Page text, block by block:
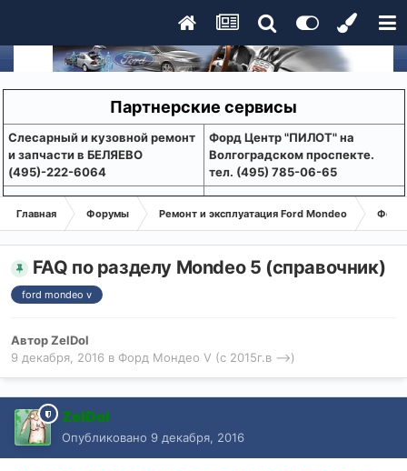
Партнерские сервисы
Слесарный и кузовной ремонт
и запчасти в БЕЛЯЕВО
(495)-222-6064
Форд Центр "ПИЛОТ" на
Волгоградском проспекте.
тел. (495) 785-06-65
Главная Форумы Ремонт и эксплуатация Ford Mondeo Форд
FAQ по разделу Mondeo 5 (справочник)
ford mondeo v
АвторZelDol
9 декабря, 2016 в Форд Мондео V (с 2015г.в -->)
ZelDol
Опубликовано 9 декабря, 2016